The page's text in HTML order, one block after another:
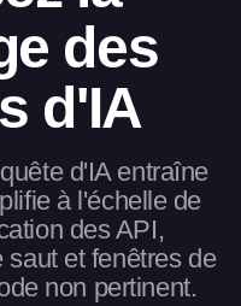
des
d'IA
d'IA entraîne
à l'échelle de
des API,
saut et fenêtres de
non pertinent.